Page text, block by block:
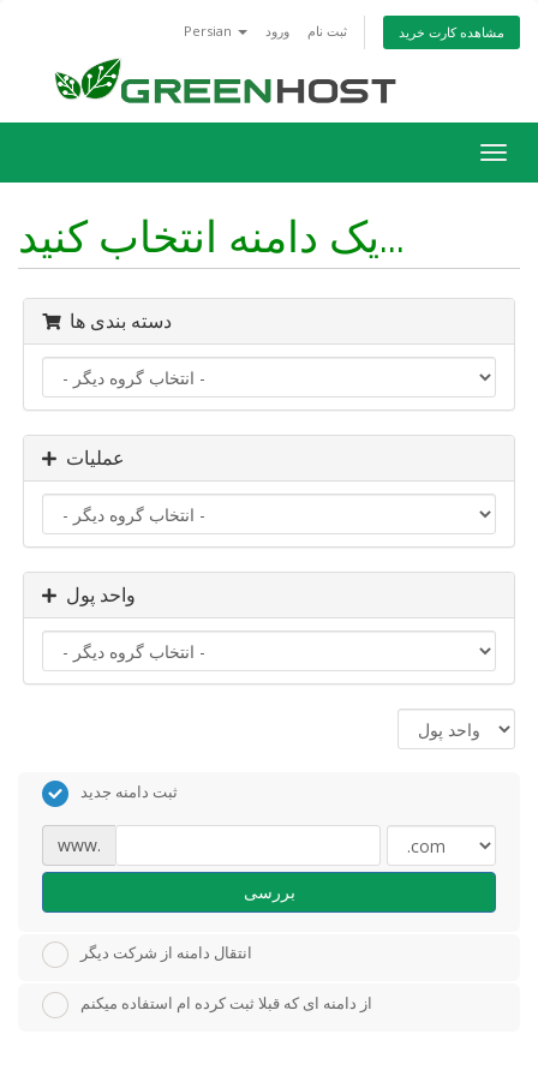
Persian ورود ثبت نام مشاهده کارت خرید
تغییر
یک دامنه انتخاب کنید...
دسته بندی ها
عملیات
واحد پول
ثبت دامنه جدید
www.
بررسی
انتقال دامنه از شرکت دیگر
از دامنه ای که قبلا ثبت کرده ام استفاده میکنم